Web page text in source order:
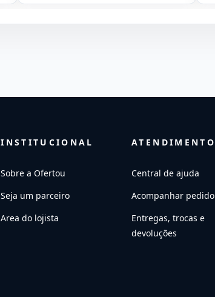
INSTITUCIONAL
Sobre a Ofertou
Seja um parceiro
Area do lojista
ATENDIMENTO
Central de ajuda
Acompanhar pedido
Entregas, trocas e
devoluções